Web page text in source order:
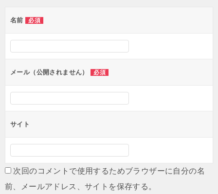
ー
シ
ン
名前 必須
メール（公開されません） 必須
サイト
次回のコメントで使用するためブラウザーに自分の名
前、メールアドレス、サイトを保存する。